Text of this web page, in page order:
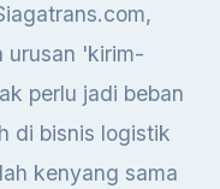
urusan 'kirim-
perlu jadi beban
di bisnis logistik
kenyang sama